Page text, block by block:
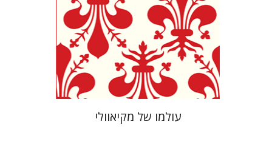
עכשיו בהנחה
$35
$26
עולמו של מקיאוולי